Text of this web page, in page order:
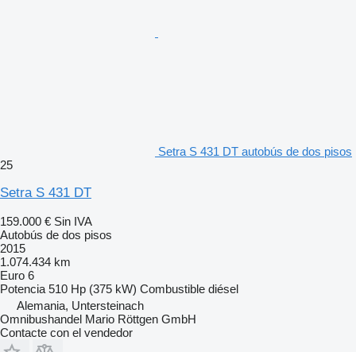
Setra S 431 DT autobús de dos pisos
25
Setra S 431 DT
159.000 € Sin IVA
Autobús de dos pisos
2015
1.074.434 km
Euro 6
Potencia 510 Hp (375 kW) Combustible diésel
Alemania, Untersteinach
Omnibushandel Mario Röttgen GmbH
Contacte con el vendedor